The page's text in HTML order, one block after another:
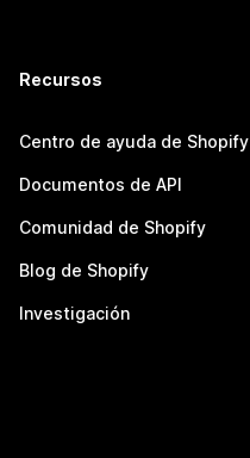
Recursos
Centro de ayuda de Shopify
Documentos de API
Comunidad de Shopify
Blog de Shopify
Investigación